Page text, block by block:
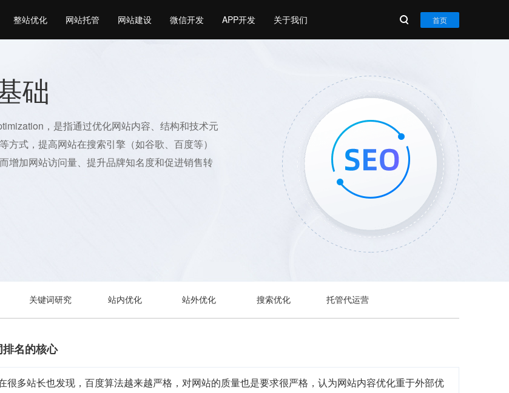
整站优化 网站托管 网站建设 微信开发 APP开发 关于我们 首页
础
，是指通过优化网站内容、结构和技术元
方式，提高网站在搜索引擎（如谷歌、百度等）
增加网站访问量、提升品牌知名度和促进销售转
关键词研究 站内优化 站外优化 搜索优化 托管代运营
名的核心
很多站长也发现，百度算法越来越严格，对网站的质量也是要求很严格，认为网站内容优化重于外部优